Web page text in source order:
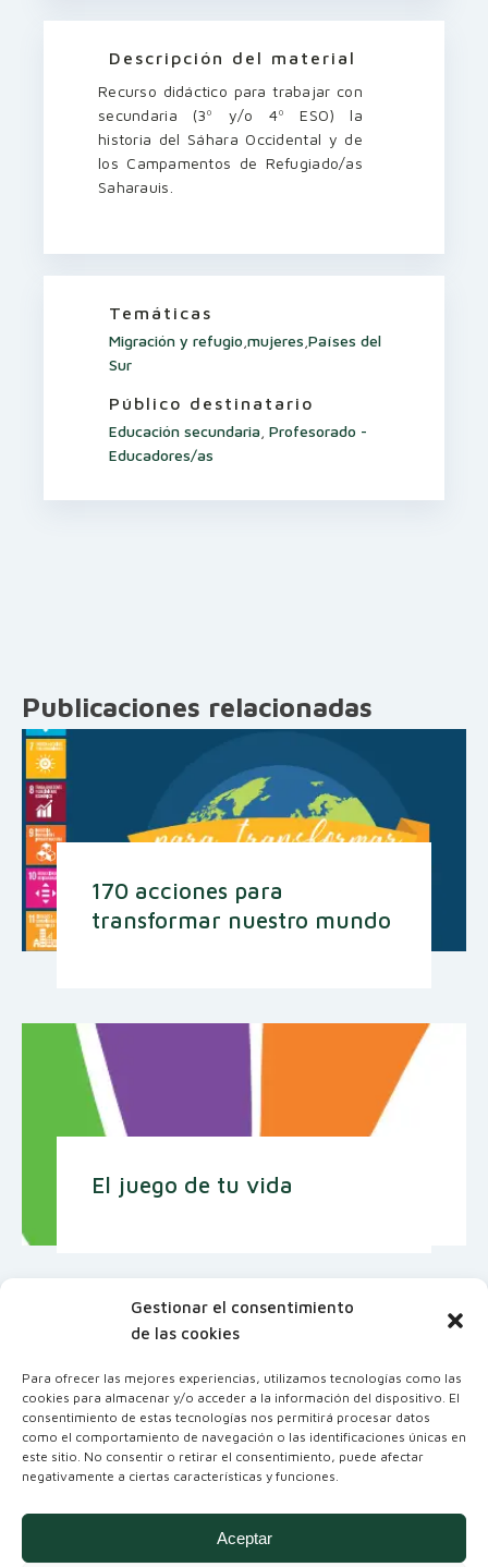
Gestionar el consentimiento
de las cookies
Para ofrecer las mejores experiencias, utilizamos tecnologías como las
cookies para almacenar y/o acceder a la información del dispositivo. El
consentimiento de estas tecnologías nos permitirá procesar datos
como el comportamiento de navegación o las identificaciones únicas en
este sitio. No consentir o retirar el consentimiento, puede afectar
negativamente a ciertas características y funciones.
Aceptar
Descripción del material
Recurso didáctico para trabajar con
secundaria (3º y/o 4º ESO) la
historia del Sáhara Occidental y de
los Campamentos de Refugiado/as
Saharauis.
Temáticas
Migración y refugio mujeres Países del
Sur
Público destinatario
Educación secundaria Profesorado -
Educadores/as
Publicaciones relacionadas
170 acciones para
transformar nuestro mundo
El juego de tu vida
Coordinadora Andaluza de Organizaciones